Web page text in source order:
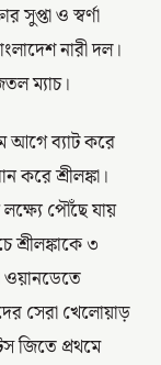
সুপ্তা ও স্বর্ণা
নারী দল।
ম্যাচ।
আগে ব্যাট করে
করে শ্রীলঙ্কা।
পৌঁছে যায়
শ্রীলঙ্কাকে ৩
ওয়ানডেতে
সেরা খেলোয়াড়
জিতে প্রথমে